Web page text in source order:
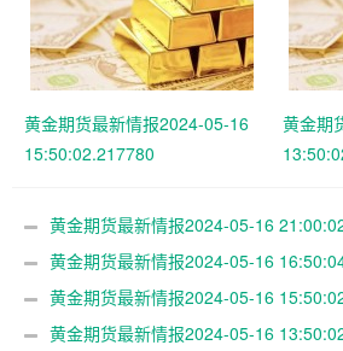
黄金期货最新情报2024-05-16
15:50:02.217780
黄金期
黄金期货最新情报2024-05-16
黄金期货最新情报2024-05-16
黄金期货最新情报2024-05-16
黄金期货最新情报2024-05-16